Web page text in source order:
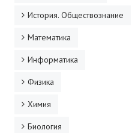
История. Обществознание
Математика
Информатика
Физика
Химия
Биология